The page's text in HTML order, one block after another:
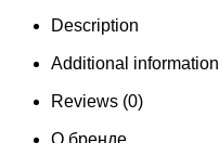
Description
Additional information
Reviews (0)
О бренде